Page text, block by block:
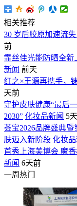
相关推荐
30 岁后胶原加速流
前
霏丝佳光能防晒全
新闻 前天
红之×王源再携手，
天前
守护皮肤健康“最后
2030” 化妆品新闻 5
荟宝2026品牌盛典
肤迈入新阶段 化妆品
首秀上海美博会 魔
新闻 6天前
一周热门